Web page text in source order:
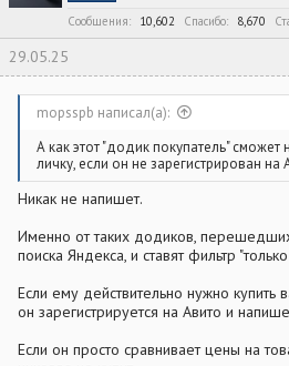
Сообщения
10,602 Спасибо 8,670
29.05.25
mopsspb написал(а):
А как этот "додик покупатель" сможет
личку, если он не зарегистрирован на
Никак не напишет.
Именно от таких додиков,
поиска Яндекса, и ставят фильтр "только
Если ему действительно нужно
он зарегистрируется на Авито и
Если он просто сравнивает цены на